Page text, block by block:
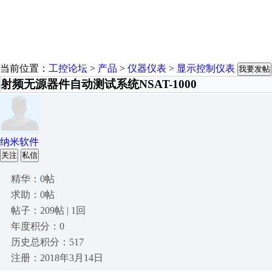
当前位置： 工控论坛 > 产品 > 仪器仪表 > 显示控制仪表 我要发帖
射频无源器件自动测试系统NSAT-1000
纳米软件
关注 私信
精华：0帖
求助：0帖
帖子：209帖 | 1回
年度积分：0
历史总积分：517
注册：2018年3月14日